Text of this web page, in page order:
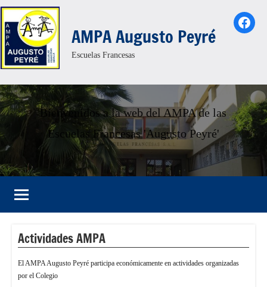
Saltar
al
contenido
AMPA Augusto Peyré
Escuelas Francesas
Bienvenidos a la web del AMPA de las
Escuelas Francesas 'Augusto Peyré'
Actividades AMPA
El AMPA Augusto Peyré participa económicamente en actividades organizadas
por el Colegio